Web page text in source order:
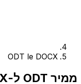
ODT le DOCX